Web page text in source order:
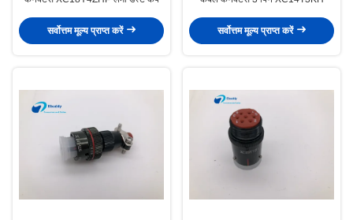
सर्वोत्तम मूल्य प्राप्त करें सर्वोत्तम मूल्य प्राप्त करें